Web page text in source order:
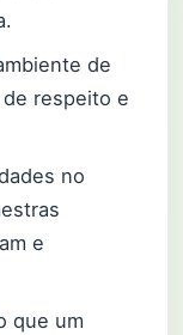
de
respeito e
no
e
que um